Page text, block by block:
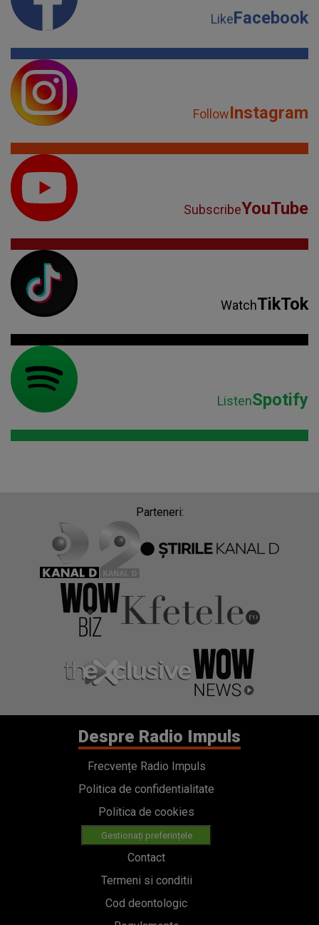
LikeFacebook
FollowInstagram
SubscribeYouTube
WatchTikTok
ListenSpotify
Parteneri:
Despre Radio Impuls
Frecvențe Radio Impuls
Politica de confidentialitate
Politica de cookies
Gestionați preferințele
Contact
Termeni si conditii
Cod deontologic